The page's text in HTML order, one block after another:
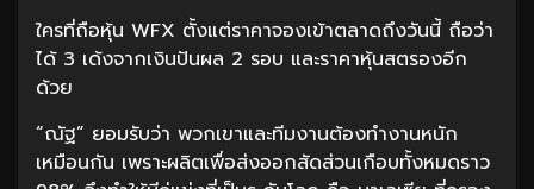
ใครที่ถือหุ้น WFX ตั้งแต่ราคาจองเข้าตลาดถึงวันนี้ ถือว่า
ได้ 3 เด้งจากเงินปันผล 2 รอบ และราคาหุ้นสตรองอีก
ด้วย
“ณัฐ” ยอมรับว่า พวกเขาและทีมงานต้องทำงานหนัก
เหมือนกัน เพราะผลิตเพื่อส่งออกสัดส่วนเกือบทั้งหมดราว